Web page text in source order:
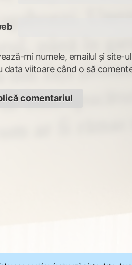
mi numele, emailul și site-
data viitoare când o să